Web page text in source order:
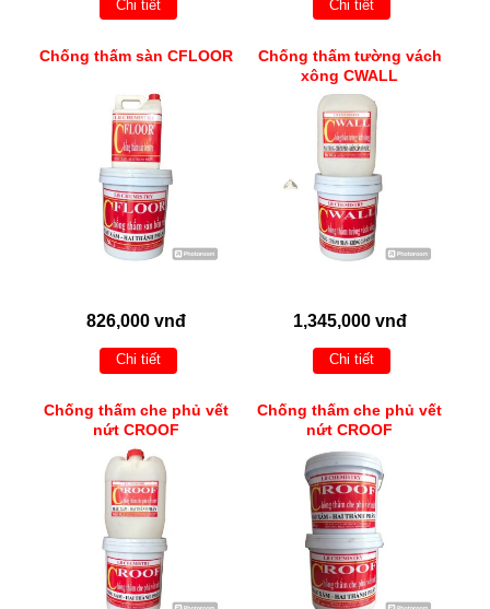
Chi tiết Chi tiết
Chống thấm sàn CFLOOR
826,000 vnđ
Chi tiết
Chống thấm tường vách
xông CWALL
1,345,000 vnđ
Chi tiết
Chống thấm che phủ vết
nứt CROOF
Chống thấm che phủ vết
nứt CROOF